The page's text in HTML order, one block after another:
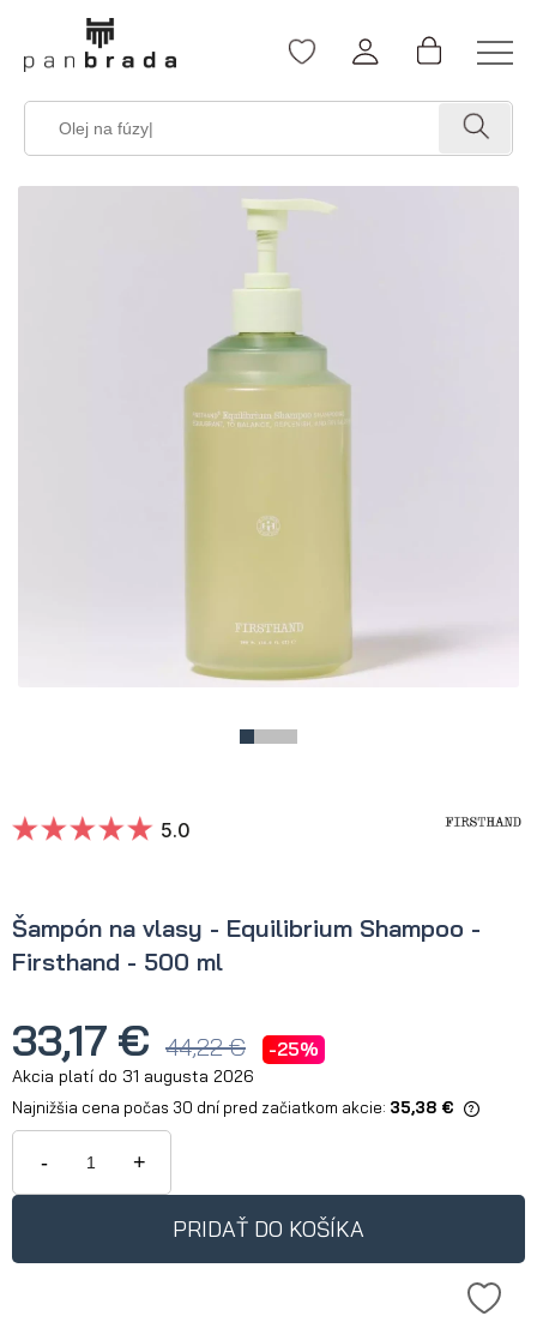
Šampón na vlasy - Equilibrium Shampoo -
Firsthand - 500 ml
5.0
33,17 € 44,22 € -25%
Akcia platí do 31 augusta 2026
Najnižšia cena počas 30 dní pred začiatkom akcie: 35,38 €
uvedený na trh.
- +
PRIDAŤ DO KOŠÍKA